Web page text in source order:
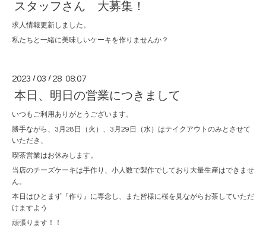
スタッフさん 大募集！
求人情報更新しました。
私たちと一緒に美味しいケーキを作りませんか？
2023 /03 / 28 08:07
本日、明日の営業につきまして
いつもご利用ありがとうございます。
勝手ながら、3月28日（火）、3月29日（水）はテイクアウトのみとさせて
いただき、
喫茶営業はお休みします。
当店のチーズケーキは手作り、小人数で製作でしており大量生産はできませ
ん。
本日はひとまず『作り』に専念し、また皆様に桜を見ながらお茶していただ
けますよう
頑張ります！！